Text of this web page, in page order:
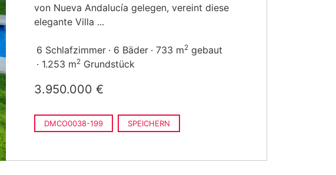
von Nueva Andalucía gelegen, vereint diese
elegante Villa ...
6 Schlafzimmer 6 Bäder 733 m2 gebaut
1.253 m2 Grundstück
3.950.000 €
DMCO0038-199 SPEICHERN